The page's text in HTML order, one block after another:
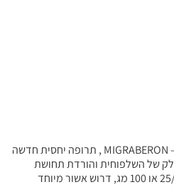
2) בטא3 אגוניסטים: MIGRABERON – BETMIGA , תרופה יחסית חדשה
של השלפוחית והורדת תחושת
דחף, כדורי בליעה פעם ביום 25/50 או 100 מג, דרוש אשור מיוחד